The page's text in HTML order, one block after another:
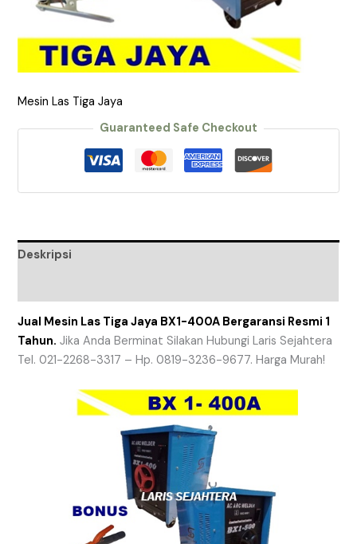
Mesin Las Tiga Jaya
Guaranteed Safe Checkout
Deskripsi
Jual Mesin Las Tiga Jaya BX1-400A Bergaransi Resmi 1
Tahun. Jika Anda Berminat Silakan Hubungi Laris Sejahtera
Tel. 021-2268-3317 – Hp. 0819-3236-9677. Harga Murah!